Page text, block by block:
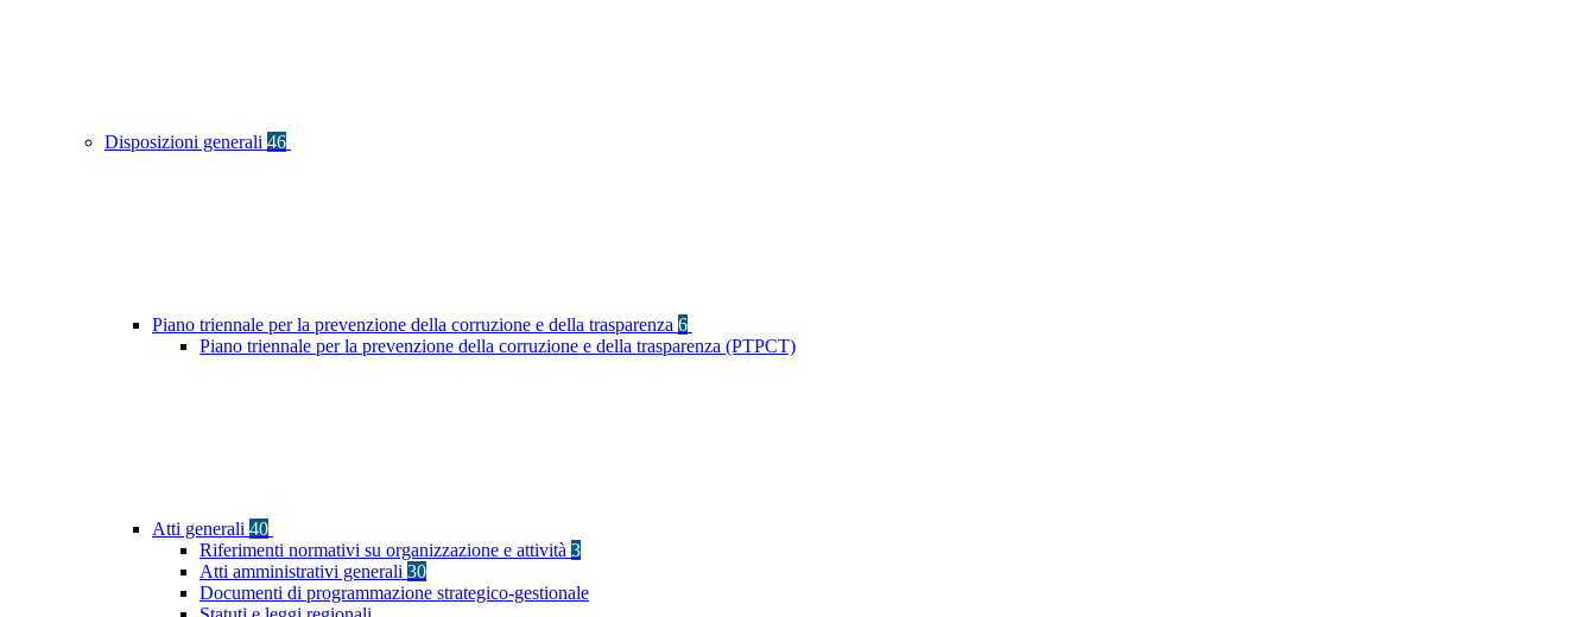
Disposizioni generali 46
Piano triennale per la prevenzione della corruzione e della trasparenza 6
Piano triennale per la prevenzione della corruzione e della trasparenza (PTPCT)
Atti generali 40
Riferimenti normativi su organizzazione e attività 3
Atti amministrativi generali 30
Documenti di programmazione strategico-gestionale